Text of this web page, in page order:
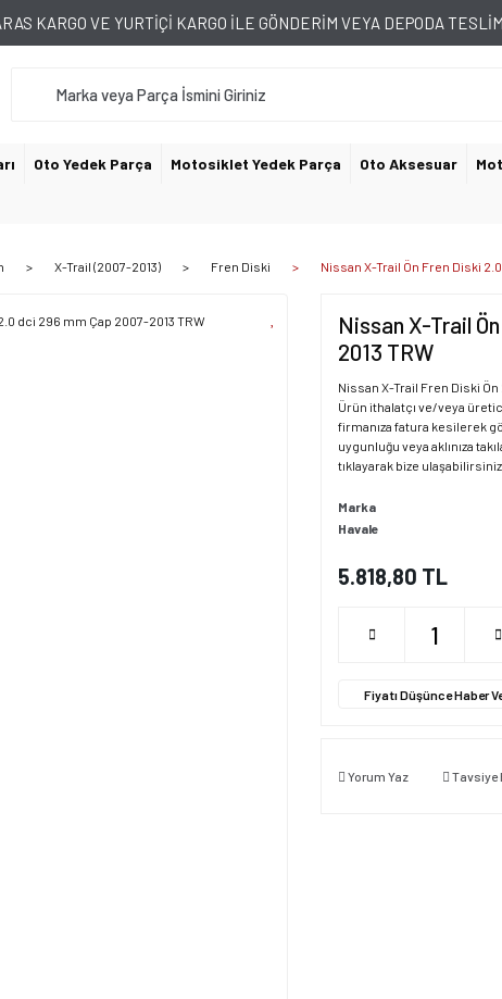
KARGO VE YURTİÇİ KARGO İLE GÖNDERİM VEYA DEPODA
Oto Yedek Parça Motosiklet Yedek Parça Oto Aksesuar
X-Trail (2007-2013) Fren Diski Nissan X-Trail Ön Fren Diski
Nissan X-Trail
2013 TRW
Nissan X-Trail Fren Diski
Ürün ithalatçı ve/veya
firmanıza fatura kesilerek
uygunluğu veya aklınıza
tıklayarak bize ulaşabilirsiniz.
Marka
Havale
5.818,80 TL
Fiyatı Düşünce Haber
Yorum Yaz Tavsiye